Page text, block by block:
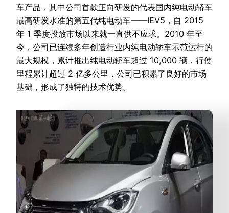
车产品，其中公司首款正向研发的代表国内纯电动轿车
最高研发水准的第五代纯电动车——IEV5，自 2015
年 1 季度投放市场以来就一直供不应求。2010 年至
今，公司已连续多年创造行业内纯电动轿车示范运行的
最大规模，累计推出纯电动轿车超过 10,000 辆，行使
里程累计超过 2 亿多公里，公司已积累了良好的市场
基础，形成了独特的技术优势。